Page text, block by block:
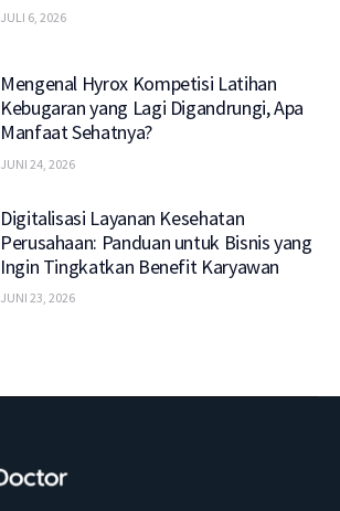
JULI 6, 2026
Mengenal Hyrox Kompetisi Latihan
Kebugaran yang Lagi Digandrungi, Apa
Manfaat Sehatnya?
JUNI 24, 2026
Digitalisasi Layanan Kesehatan
Perusahaan: Panduan untuk Bisnis yang
Ingin Tingkatkan Benefit Karyawan
JUNI 23, 2026